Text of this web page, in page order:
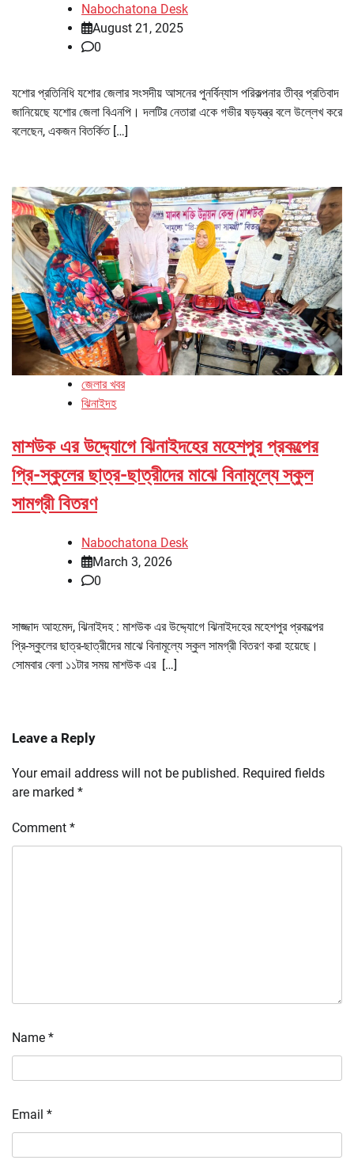
Nabochatona Desk
August 21, 2025
0
যশোর প্রতিনিধি যশোর জেলার সংসদীয় আসনের পুনর্বিন্যাস পরিকল্পনার তীব্র প্রতিবাদ
জানিয়েছে যশোর জেলা বিএনপি। দলটির নেতারা একে গভীর ষড়যন্ত্র বলে উল্লেখ করে
বলেছেন, একজন বিতর্কিত […]
জেলার খবর
ঝিনাইদহ
মাশউক এর উদ্দ্যোগে ঝিনাইদহের মহেশপুর প্রকল্পের
প্রি-স্কুলের ছাত্র-ছাত্রীদের মাঝে বিনামূল্যে স্কুল
সামগ্রী বিতরণ
Nabochatona Desk
March 3, 2026
0
সাজ্জাদ আহমেদ, ঝিনাইদহ : মাশউক এর উদ্দ্যোগে ঝিনাইদহের মহেশপুর প্রকল্পের
প্রি-স্কুলের ছাত্র-ছাত্রীদের মাঝে বিনামূল্যে স্কুল সামগ্রী বিতরণ করা হয়েছে।
সোমবার বেলা ১১টার সময় মাশউক এর […]
Leave a Reply
Your email address will not be published. Required fields
are marked *
Comment *
Name *
Email *